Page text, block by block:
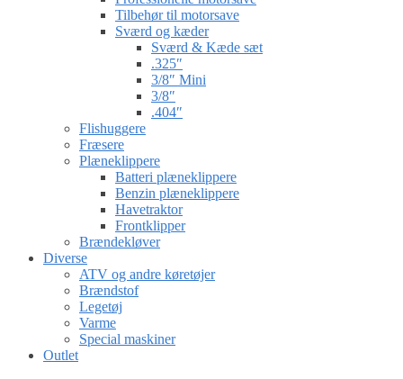
Tilbehør til motorsave
Sværd og kæder
Sværd & Kæde sæt
.325″
3/8″ Mini
3/8″
.404″
Flishuggere
Fræsere
Plæneklippere
Batteri plæneklippere
Benzin plæneklippere
Havetraktor
Frontklipper
Brændekløver
Diverse
ATV og andre køretøjer
Brændstof
Legetøj
Varme
Special maskiner
Outlet